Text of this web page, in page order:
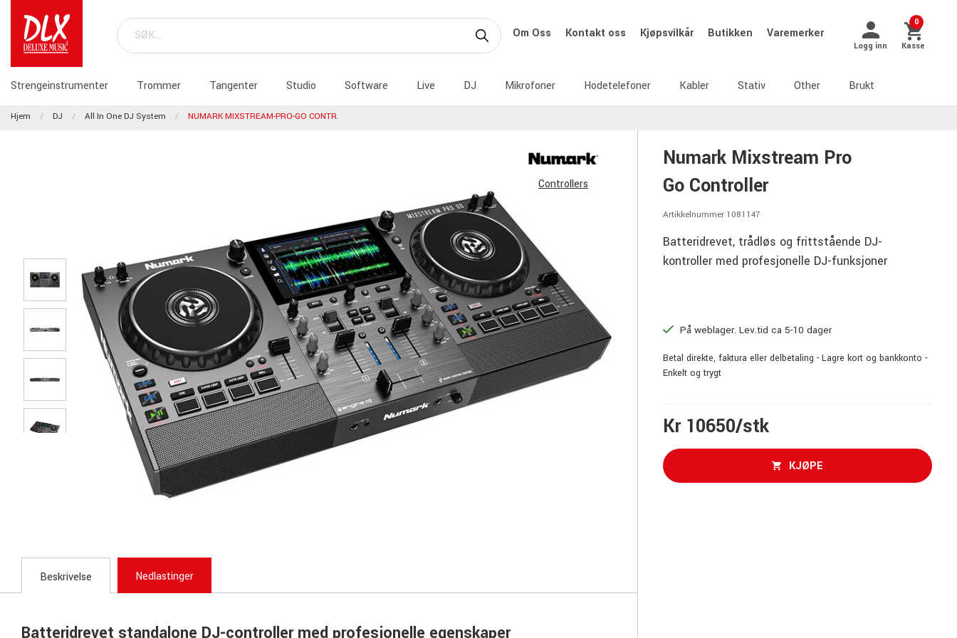
Om Oss Kontakt oss Kjøpsvilkår Butikken Varemerker
Logg inn
0
Kasse
Strengeinstrumenter Trommer Tangenter Studio Software Live DJ Mikrofoner Hodetelefoner Kabler Stativ Other Brukt
Hjem DJ All In One DJ System NUMARK MIXSTREAM-PRO-GO CONTR.
Controllers
Numark Mixstream Pro
Go Controller
Artikkelnummer 1081147
Batteridrevet, trådløs og frittstående DJ-
kontroller med profesjonelle DJ-funksjoner
På weblager. Lev.tid ca 5-10 dager
Betal direkte, faktura eller delbetaling - Lagre kort og bankkonto -
Enkelt og trygt
Kr 10650/stk
KJØPE
Beskrivelse Nedlastinger
Batteridrevet standalone DJ-controller med profesjonelle egenskaper